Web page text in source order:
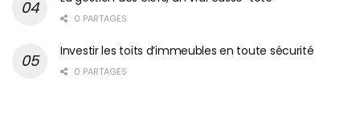
0 PARTAGES
Investir les toits d’immeubles en toute sécurité
0 PARTAGES